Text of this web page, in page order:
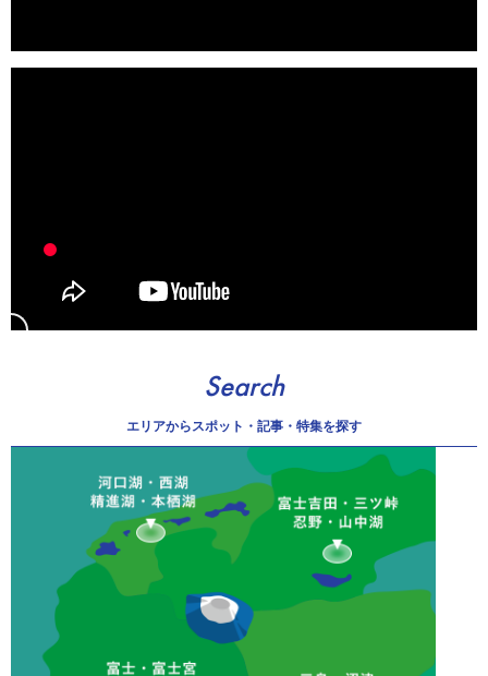
Search
エリアからスポット・記事・特集を探す